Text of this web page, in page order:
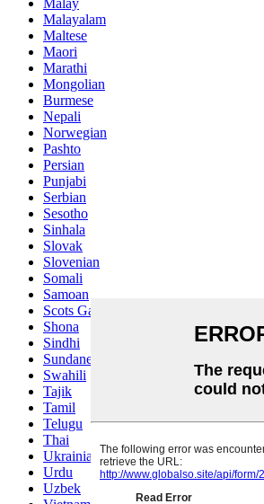
Malayalam
Maltese
Maori
Marathi
Mongolian
Burmese
Nepali
Norwegian
Pashto
Persian
Punjabi
Serbian
Sesotho
Sinhala
Slovak
Slovenian
Somali
Samoan
Scots Gaelic
Shona
Sindhi
Sundanese
Swahili
Tajik
Tamil
Telugu
Thai
Ukrainian
Urdu
Uzbek